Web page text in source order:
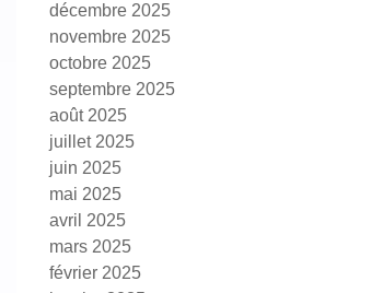
décembre 2025
novembre 2025
octobre 2025
septembre 2025
août 2025
juillet 2025
juin 2025
mai 2025
avril 2025
mars 2025
février 2025